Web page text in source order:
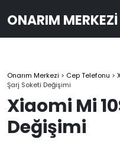
ONARIM MERKEZI
Onarım Merkezi > Cep Telefonu >
Şarj Soketi Değişimi
Xiaomi Mi
Değişimi